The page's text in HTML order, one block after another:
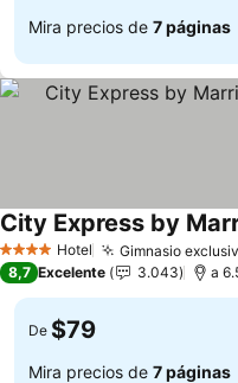
Mira precios de 7 páginas
4 EstrellasHotel Gimnasio
Ver precios
8,7 Excelente 3.043 a
De $79
Mira precios de 7 páginas